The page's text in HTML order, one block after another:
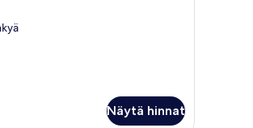
Näytä hinnat